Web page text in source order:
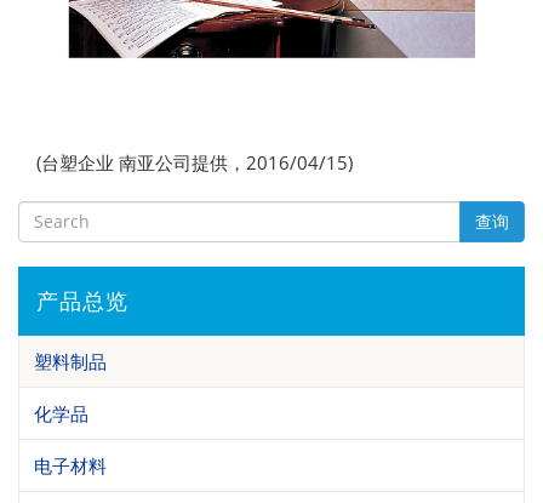
(台塑企业 南亚公司提供，2016/04/15)
查询
产品总览
塑料制品
化学品
电子材料